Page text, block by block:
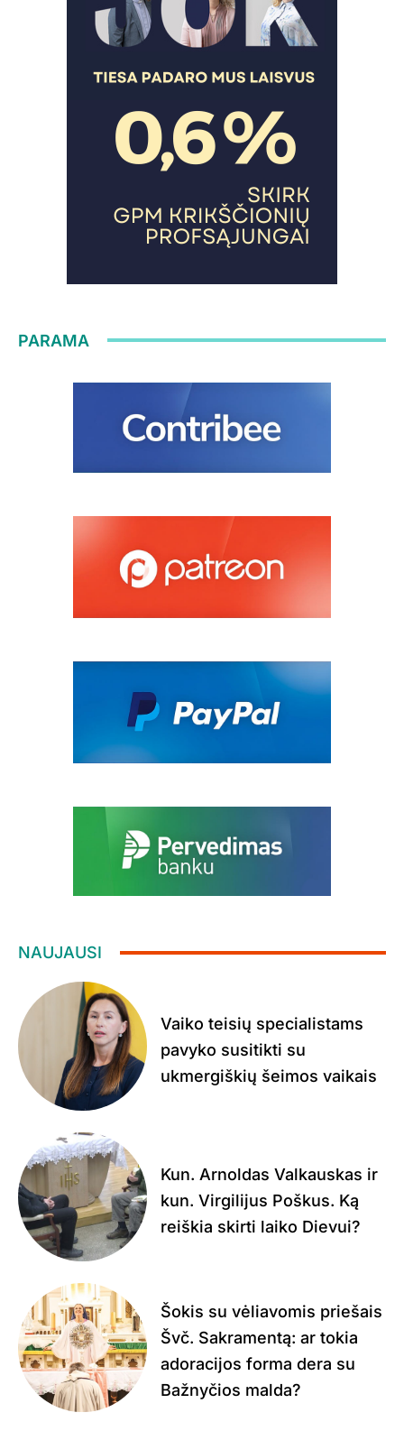
PARAMA
NAUJAUSI
Vaiko teisių specialistams
pavyko susitikti su
ukmergiškių šeimos vaikais
Kun. Arnoldas Valkauskas ir
kun. Virgilijus Poškus. Ką
reiškia skirti laiko Dievui?
Šokis su vėliavomis priešais
Švč. Sakramentą: ar tokia
adoracijos forma dera su
Bažnyčios malda?